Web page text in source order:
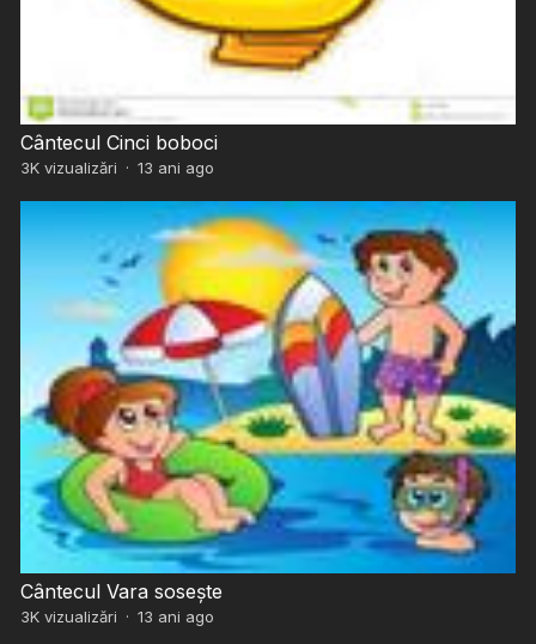
Cântecul Cinci boboci
3Kvizualizări · 13 ani ago
Cântecul Vara sosește
3Kvizualizări · 13 ani ago